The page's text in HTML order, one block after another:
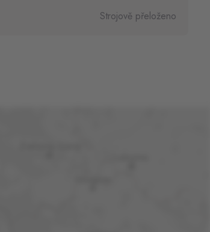
Strojově přeloženo